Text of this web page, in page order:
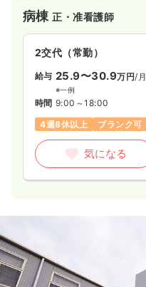
病棟正・准看護師
2交代（常勤）
給与 25.9〜30.9万円/月
※一例
時間 9:00～18:00
4週8休以上
ブランク可
気になる